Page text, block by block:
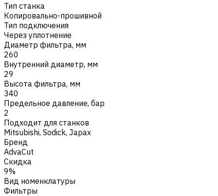
Тип станка
Копировально-прошивной
Тип подключения
Через уплотнение
Диаметр фильтра, мм
260
Внутренний диаметр, мм
29
Высота фильтра, мм
340
Предельное давление, бар
2
Подходит для станков
Mitsubishi, Sodick, Japax
Бренд
AdvaCut
Скидка
9%
Вид номенклатуры
Фильтры